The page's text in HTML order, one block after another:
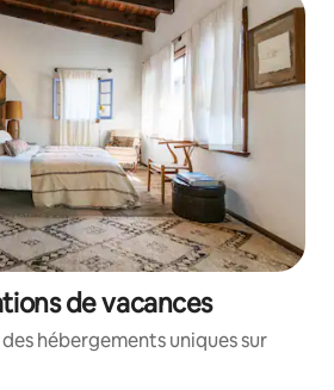
de vacances
hébergements uniques sur